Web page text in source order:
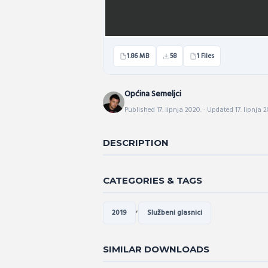
1.86 MB 58 1 Files
Općina Semeljci
Published 17. lipnja 2020. · Updated 17. lipnja
DESCRIPTION
CATEGORIES & TAGS
2019 , Službeni glasnici
SIMILAR DOWNLOADS